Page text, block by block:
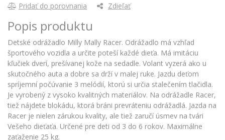
Pridať do porovnania Zdieľať
Popis produktu
Detské odrážadlo Milly Mally Racer. Odrážadlo má vzhľad
športového vozidla a určite poteší každé dieťa. Má imitáciu
kľučiek dverí, prešívanej kože na sedadle. Volant vyzerá ako u
skutočného auta a dobre sa drží v malej ruke. Jazdu deťom
spríjemní počúvanie 3 melódií, ktorú si určia stalečením tlačidla.
Je vyrobený z vysoko kvalitných materiálov. Na odrážadle Racer,
tiež nájdete blokádu, ktorá bráni prevráteniu odrážadlá. Jazda na
Racer je nielen zárukou kvality, ale tiež zaručí úsmev na tvári
Vešeho dieťaťa. Určené pre deti od 3 do 6 rokov. Maximálne
zaťaženie 25 kg.